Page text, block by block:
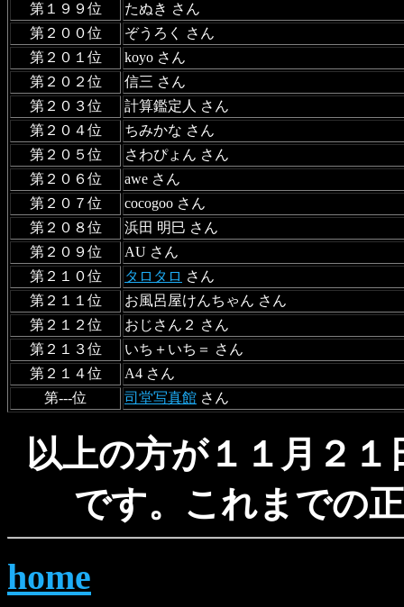
第１９９位
たぬき さん
第２００位
ぞうろく さん
第２０１位
koyo さん
第２０２位
信三 さん
第２０３位
計算鑑定人 さん
第２０４位
ちみかな さん
第２０５位
さわぴょん さん
第２０６位
awe さん
第２０７位
cocogoo さん
第２０８位
浜田 明巳 さん
第２０９位
AU さん
第２１０位
タロタロ さん
第２１１位
お風呂屋けんちゃん さん
第２１２位
おじさん２ さん
第２１３位
いち＋いち＝ さん
第２１４位
A4 さん
第---位
司堂写真館 さん
以上の方が１１月２
です。これまで
home